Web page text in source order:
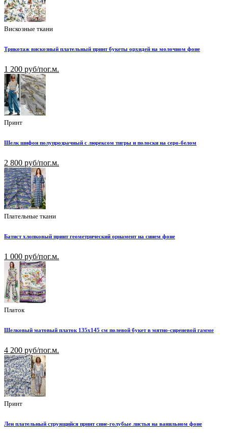
Вискозные ткани
Трикотаж вискозный плательный принт букеты орхидей на молочном фоне
1 200 руб/пог.м.
Принт
Шелк шифон полупрозрачный с люрексом тигры и полоски на серо-белом
2 800 руб/пог.м.
Плательные ткани
Батист хлопковый принт геометрический орнамент на синем фоне
1 000 руб/пог.м.
Платок
Шелковый матовый платок 135х145 см полевой букет в мятно-сиреневой гамме
4 200 руб/пог.м.
Принт
Лен плательный струящийся принт сине-голубые листья на ванильном фоне